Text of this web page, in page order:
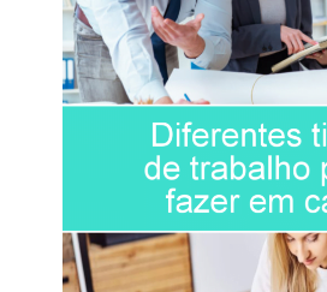
indicarem novos clientes.
Veja alguns apps e sites que
Clique aqui e Ganhe
conta no PicPay